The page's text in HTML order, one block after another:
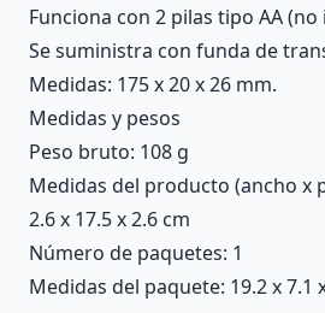
Funciona con 2 pilas tipo AA (no
Se suministra con funda de
Medidas: 175 x 20 x 26 mm.
Medidas y pesos
Peso bruto: 108 g
Medidas del producto (ancho x
2.6 x 17.5 x 2.6 cm
Número de paquetes: 1
Medidas del paquete: 19.2 x 7.1